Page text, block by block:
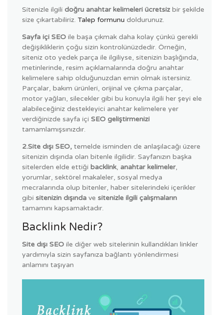
Sitenizle ilgili doğru anahtar kelimeleri ücretsiz bir şekilde
size çıkartabiliriz. Talep formunu doldurunuz.
Sayfa içi SEO ile başa çıkmak daha kolay çünkü gerekli
değişikliklerin çoğu sizin kontrolünüzdedir. Örneğin,
siteniz oto yedek parça ile ilgiliyse, sitenizin başlığında,
metinlerinde, resim açıklamalarında doğru anahtar
kelimelere sahip olduğunuzdan emin olmak istersiniz.
Parçalar, bakım ürünleri, orijinal ve çıkma parçalar,
motor yağları, silecekler gibi bu konuyla ilgili her şeyi ele
alabileceğiniz destekleyici anahtar kelimelere yer
verdiğinizde sayfa içi SEO geliştirmenizi
tamamlamışsınızdır.
2.Site dışı SEO, temelde isminden de anlaşılacağı üzere
sitenizin dışında olan bitenle ilgilidir. Sayfanızın başka
sitelerden elde ettiği backlink, anahtar kelimeler,
yorumlar, sektörel makaleler, sosyal medya
mecralarında olup bitenler, haber sitelerindeki içerikler
gibi sitenizin dışında ve sitenizle ilgili çalışmaların
tamamını kapsamaktadır.
Backlink Nedir?
Site dışı SEO ile diğer web sitelerinin kullandıkları linkler
yardımıyla sizin sayfanıza bağlantı yönlendirmesi
anlamını taşıyan